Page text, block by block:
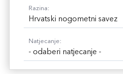
Razina:
Hrvatski nogometni savez
Natjecanje:
- odaberi natjecanje -